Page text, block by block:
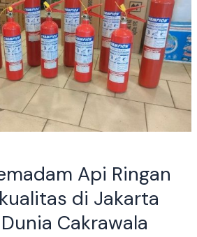
Api Ringan
di Jakarta
Cakrawala